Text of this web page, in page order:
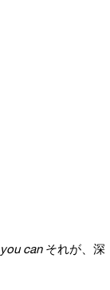
can それが、深